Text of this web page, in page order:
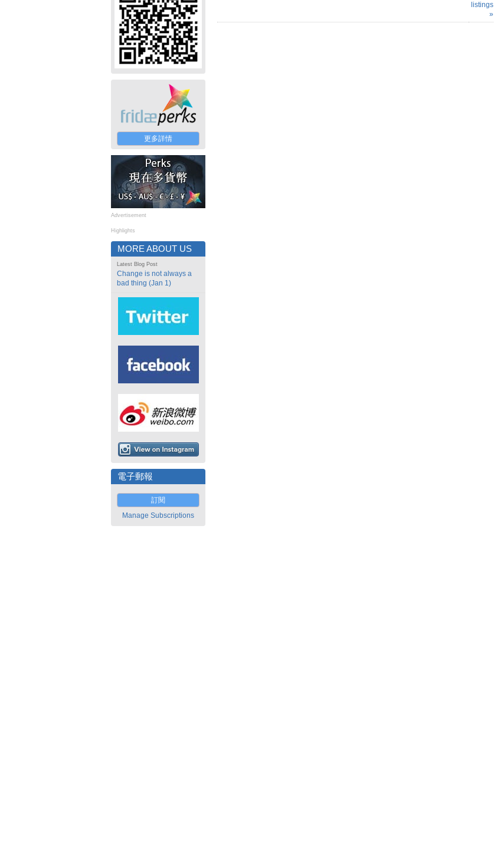
更多詳情
Advertisement
Highlights
MORE ABOUT US
Latest Blog Post
Change is not always a
bad thing (Jan 1)
電子郵報
訂閱
Manage Subscriptions
listings
»